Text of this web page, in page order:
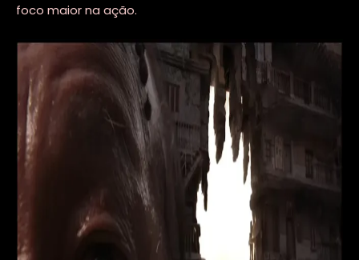
foco maior na ação.